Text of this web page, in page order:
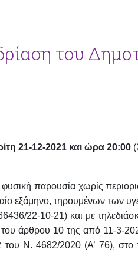
του
21-12-2021 και ώρα 20:00
φυσική παρουσία χωρίς
εξάμηνο, τηρουμένων των
22-10-21) και με
άρθρου 10 της από 11-3-
Ν. 4682/2020 (Α’ 76), στο